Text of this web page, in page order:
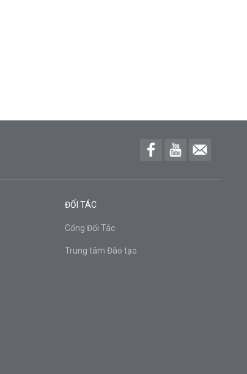
ĐỐI TÁC
Cổng Đối Tác
Trung tâm Đào tạo